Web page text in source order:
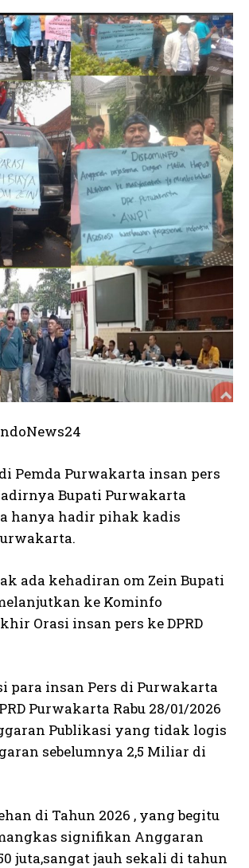
Pemda Purwakarta insan pers
Bupati Purwakarta
hanya hadir pihak kadis
ada kehadiran om Zein Bupati
ke Kominfo
Orasi insan pers ke DPRD
para insan Pers di Purwakarta
Purwakarta Rabu 28/01/2026
Publikasi yang tidak logis
sebelumnya 2,5 Miliar di
di Tahun 2026 , yang begitu
signifikan Anggaran
juta,sangat jauh sekali di tahun